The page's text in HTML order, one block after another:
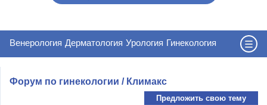
Венерология Дерматология Урология Гинекология
Форум по гинекологии / Климакс
Предложить свою тему